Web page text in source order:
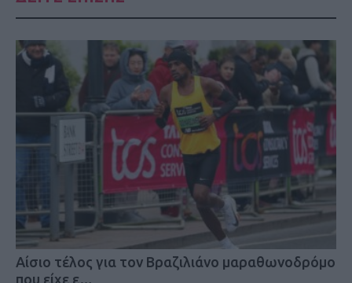
Αίσιο τέλος για τον Βραζιλιάνο μαραθωνοδρόμο
που είχε ε…